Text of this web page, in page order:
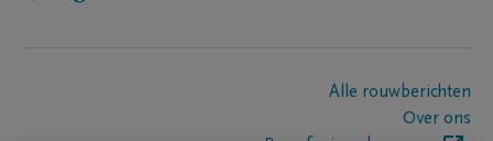
Alle rouwberichten
Over ons